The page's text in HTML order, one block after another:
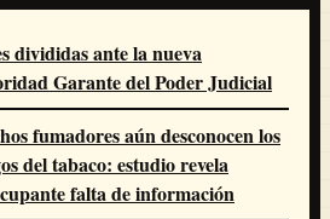
divididas ante la nueva
Garante del Poder Judicial
fumadores aún desconocen los
del tabaco: estudio revela
falta de información